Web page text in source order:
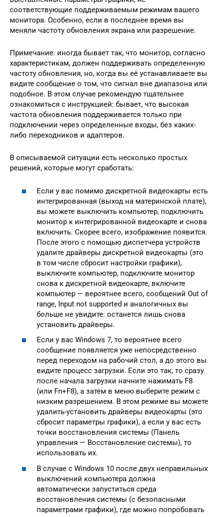
соответствующие поддерживаемым режимам вашего
монитора. Особенно, если в последнее время вы
меняли частоту обновления экрана или разрешение.
Примечание: иногда бывает так, что монитор, согласно
характеристикам, должен поддерживать определенную
частоту обновления, но, когда вы её устанавливаете вы
видите сообщение о том, что сигнал вне диапазона или
подобное. В этом случае рекомендую тщательнее
ознакомиться с инструкцией: бывает, что высокая
частота обновления поддерживается только при
подключении через определенные входы, без каких-
либо переходников и адаптеров.
В описываемой ситуации есть несколько простых
решений, которые могут сработать:
Если у вас помимо дискретной видеокарты есть
интегрированная (выход на материнской плате),
вы можете выключить компьютер, подключить
монитор к интегрированной видеокарте и снова
включить. Скорее всего, изображение появится.
После этого с помощью диспетчера устройств
удалите драйверы дискретной видеокарты (это
в том числе сбросит настройки графики),
выключите компьютер, подключите монитор
снова к дискретной видеокарте, включите
компьютер — вероятнее всего, сообщений Out of
range, Input not supported и аналогичных вы
больше не увидите: останется лишь снова
установить драйверы.
Если у вас Windows 7, то вероятнее всего
сообщение появляется уже непосредственно
перед переходом на рабочий стол, а до этого вы
видите процесс загрузки. Если это так, то сразу
после начала загрузки начните нажимать F8
(или Fn+F8), а затем в меню выберите режим с
низким разрешением. В этом режиме вы можете
удалить-установить драйверы видеокарты (это
сбросит параметры графики), а если у вас есть
точки восстановления системы (Панель
управления — Восстановление системы), то
использовать их.
В случае с Windows 10 после двух неправильных
выключений компьютера должна
автоматически запуститься среда
восстановления системы (с безопасными
параметрами графики), где можно попробовать